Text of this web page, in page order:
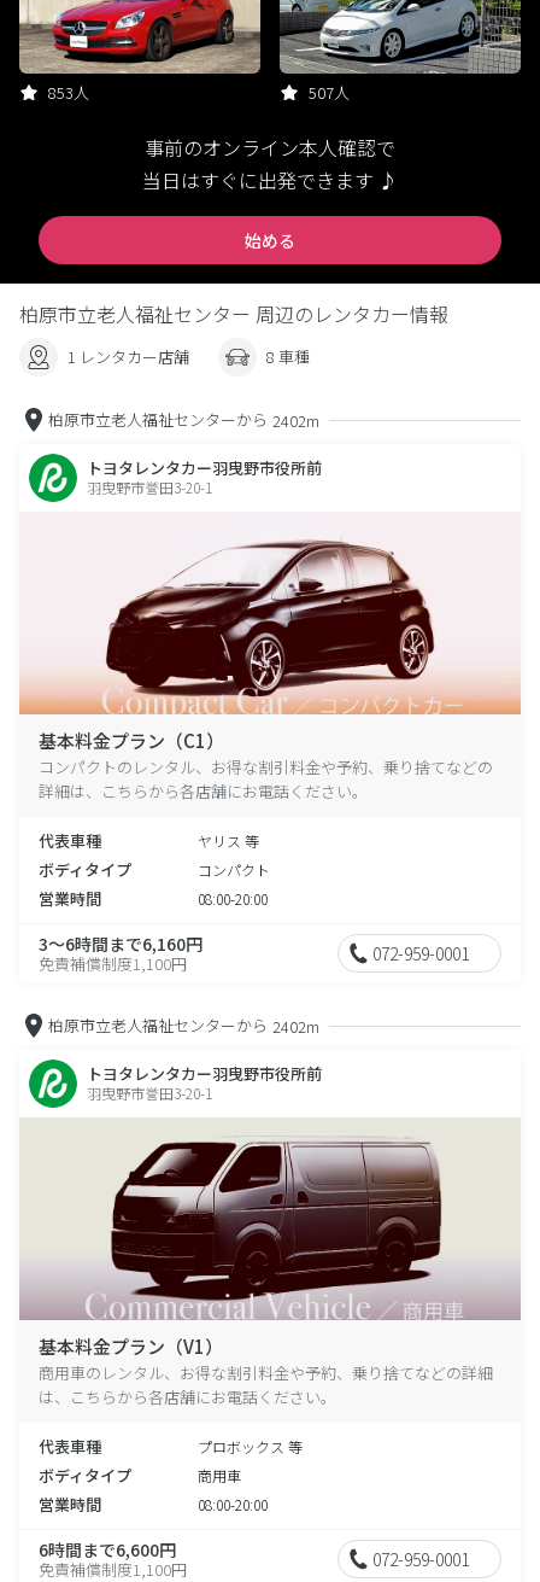
853人 507人
事前のオンライン本人確認で
当日はすぐに出発できます ♪
始める
柏原市立老人福祉センター 周辺のレンタカー情報
1 レンタカー店舗 8 車種
柏原市立老人福祉センターから 2402m
トヨタレンタカー羽曳野市役所前
羽曳野市誉田3-20-1
基本料金プラン（C1）
コンパクトのレンタル、お得な割引料金や予約、乗り捨てなどの
詳細は、こちらから各店舗にお電話ください。
代表車種 ヤリス 等
ボディタイプ コンパクト
営業時間 08:00-20:00
3～6時間まで6,160円
免責補償制度1,100円 072-959-0001
柏原市立老人福祉センターから 2402m
トヨタレンタカー羽曳野市役所前
羽曳野市誉田3-20-1
基本料金プラン（V1）
商用車のレンタル、お得な割引料金や予約、乗り捨てなどの詳細
は、こちらから各店舗にお電話ください。
代表車種 プロボックス 等
ボディタイプ 商用車
営業時間 08:00-20:00
6時間まで6,600円
免責補償制度1,100円 072-959-0001